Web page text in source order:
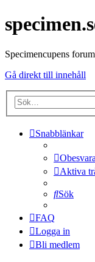
Specimencupens forum
Gå direkt till innehåll
Snabblänkar
Aktiva
Sök
FAQ
Logga in
Bli medlem